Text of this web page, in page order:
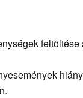
feltöltése